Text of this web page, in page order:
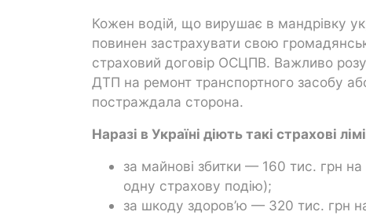
Кожен водій, що вирушає в мандрівку
повинен застрахувати свою
страховий договір ОСЦПВ. Важливо
ДТП на ремонт транспортного засобу
постраждала сторона.
Наразі в Україні діють такі страхові
за майнові збитки — 160 тис. грн
одну страхову подію);
за шкоду здоров’ю — 320 тис. грн на